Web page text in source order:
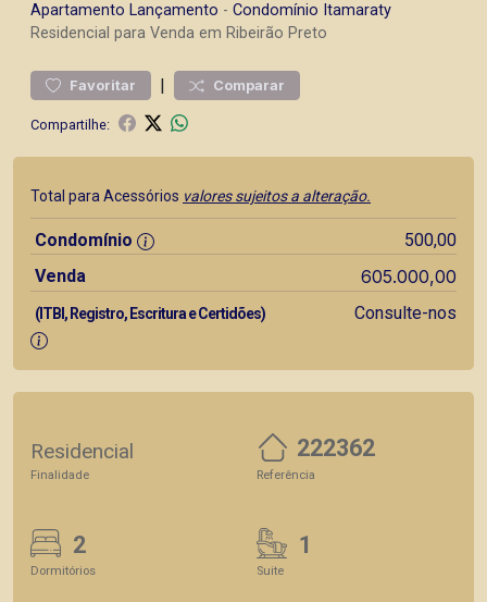
Apartamento Lançamento - Condomínio Itamaraty
Residencial para Venda em Ribeirão Preto
Favoritar | Comparar
Compartilhe:
Total para Acessórios valores sujeitos a alteração.
Condomínio
500,00
Venda
605.000,00
(ITBI, Registro, Escritura e Certidões) Consulte-nos
Residencial
Finalidade
222362
Referência
2
Dormitórios
1
Suite